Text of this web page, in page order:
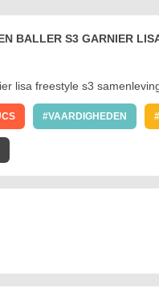
BALLER S3 GARNIER
VAARDIGHEDEN